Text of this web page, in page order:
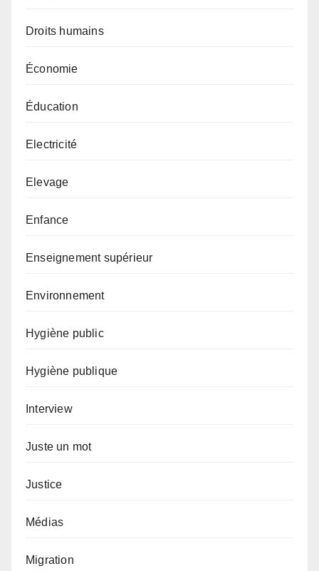
Droits humains
Économie
Éducation
Electricité
Elevage
Enfance
Enseignement supérieur
Environnement
Hygiène public
Hygiène publique
Interview
Juste un mot
Justice
Médias
Migration